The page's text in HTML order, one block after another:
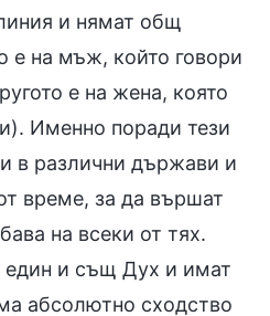
и нямат общ
е на мъж, който говори
е на жена, която
Именно поради тези
в различни държави и
време, за да вършат
на всеки от тях.
един и същ Дух и имат
абсолютно сходство